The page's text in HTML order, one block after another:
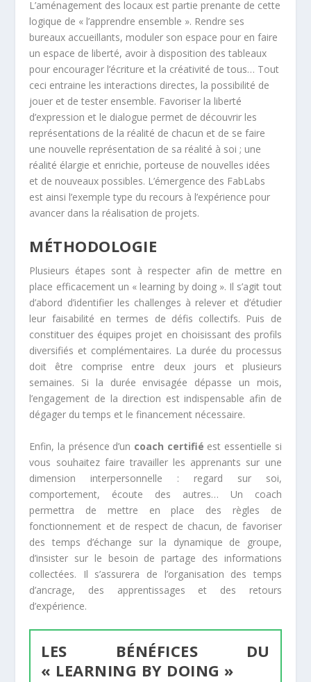
L’aménagement des locaux est partie prenante de cette
logique de « l’apprendre ensemble ». Rendre ses
bureaux accueillants, moduler son espace pour en faire
un espace de liberté, avoir à disposition des tableaux
pour encourager l’écriture et la créativité de tous… Tout
ceci entraine les interactions directes, la possibilité de
jouer et de tester ensemble. Favoriser la liberté
d’expression et le dialogue permet de découvrir les
représentations de la réalité de chacun et de se faire
une nouvelle représentation de sa réalité à soi ; une
réalité élargie et enrichie, porteuse de nouvelles idées
et de nouveaux possibles. L’émergence des FabLabs
est ainsi l’exemple type du recours à l’expérience pour
avancer dans la réalisation de projets.
MÉTHODOLOGIE
Plusieurs étapes sont à respecter afin de mettre en
place efficacement un « learning by doing ». Il s’agit tout
d’abord d’identifier les challenges à relever et d’étudier
leur faisabilité en termes de défis collectifs. Puis de
constituer des équipes projet en choisissant des profils
diversifiés et complémentaires. La durée du processus
doit être comprise entre deux jours et plusieurs
semaines. Si la durée envisagée dépasse un mois,
l’engagement de la direction est indispensable afin de
dégager du temps et le financement nécessaire.
Enfin, la présence d’un coach certifié est essentielle si
vous souhaitez faire travailler les apprenants sur une
dimension interpersonnelle : regard sur soi,
comportement, écoute des autres… Un coach
permettra de mettre en place des règles de
fonctionnement et de respect de chacun, de favoriser
des temps d’échange sur la dynamique de groupe,
d’insister sur le besoin de partage des informations
collectées. Il s’assurera de l’organisation des temps
d’ancrage, des apprentissages et des retours
d’expérience.
LES BÉNÉFICES DU
« LEARNING BY DOING »